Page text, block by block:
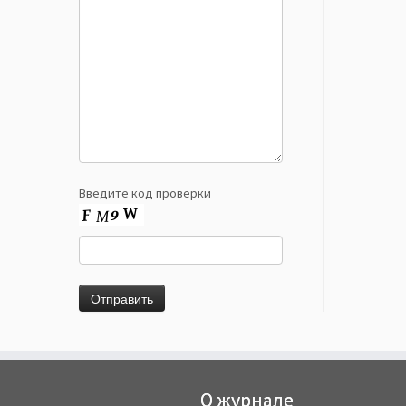
Введите код проверки
О журнале